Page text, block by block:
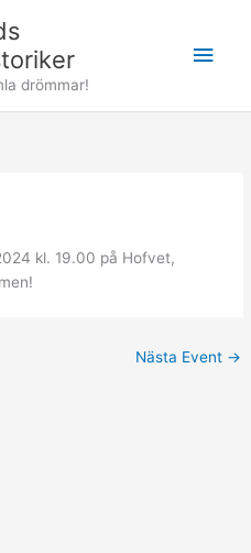
drömmar!
kl. 19.00 på Hofvet,
Nästa Event →